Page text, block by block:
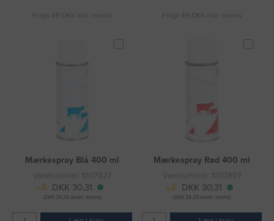
Fragt 49 DKK inkl. moms Fragt 49 DKK inkl. moms
Mærkespray Blå 400 ml
Varenummer: 1007927
DKK 30,31
(DKK 24,25 ekskl. moms)
Mærkespray Rød 400 ml
Varenummer: 1007897
DKK 30,31
(DKK 24,25 ekskl. moms)